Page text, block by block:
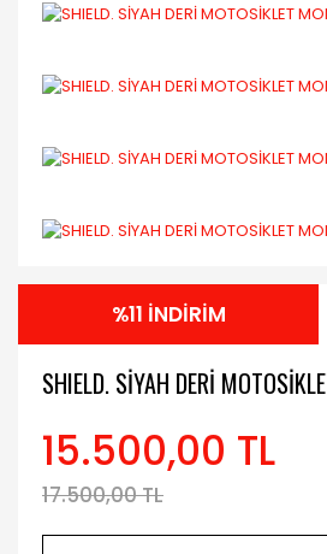
%11 İNDİRİM
SHIELD. SİYAH DERİ
15.500,00 TL
17.500,00 TL